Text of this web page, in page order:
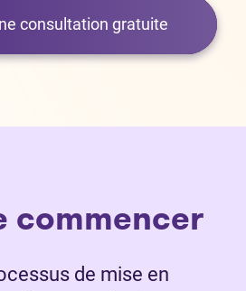
consultation gratuite
commencer
de mise en